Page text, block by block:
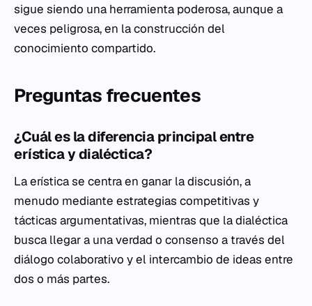
sigue siendo una herramienta poderosa, aunque a
veces peligrosa, en la construcción del
conocimiento compartido.
Preguntas frecuentes
¿Cuál es la diferencia principal entre
erística y dialéctica?
La erística se centra en ganar la discusión, a
menudo mediante estrategias competitivas y
tácticas argumentativas, mientras que la dialéctica
busca llegar a una verdad o consenso a través del
diálogo colaborativo y el intercambio de ideas entre
dos o más partes.